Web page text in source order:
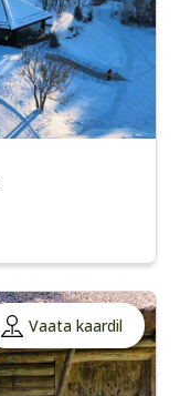
Vaata kaardil